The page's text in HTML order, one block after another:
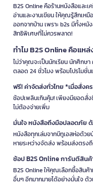
B2S Online คือร้านหนังสือและ
อ่านและงานเขียน ให้คุณรู้สึกเห
ออกจากบ้าน เพราะ b2s มีทั้งห
สิทธิพิเศษที่ไม่ควรพลาด!
ทำไม B2S Online คือแ
ไม่ว่าคุณจะเป็นนักเรียน นักศึกษ
ตลอด 24 ชั่วโมง พร้อมโปรโมชั่
ฟรี! ค่าจัดส่งทั่วไทย *เมื่อสั่ง
ช้อปเพลินเกินคุ้ม! เพียงมียอดสั่
ไม่ต้องจ่ายเพิ่ม
มั่นใจ หนังสือถึงมือปลอดภัย
หนังสือทุกเล่มจากบีทูเอสห่อด้วย
หายระหว่างจัดส่ง พร้อมส่งตร
ช้อป B2S Online การันตีสินค้
B2S Online ให้คุณเลือกซื้อสินค้า
อื่นๆ อีกมากมายได้อย่างมั่นใจ ด้